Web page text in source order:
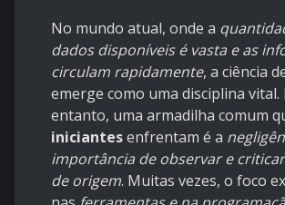
No mundo atual, onde a
dados disponíveis é vasta e as
circulam rapidamente, a ciência
emerge como uma disciplina vital.
entanto, uma armadilha comum
iniciantesenfrentam é a
importância de observar e
de origem. Muitas vezes, o foco